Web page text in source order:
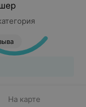
На карте